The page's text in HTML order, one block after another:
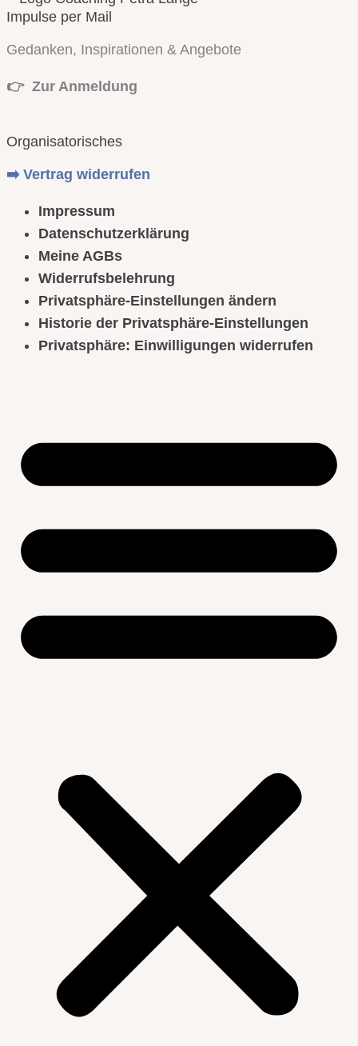
Impulse per Mail
Gedanken, Inspirationen & Angebote
👉 Zur Anmeldung
Organisatorisches
➡️ Vertrag widerrufen
Impressum
Datenschutzerklärung
Meine AGBs
Widerrufsbelehrung
Privatsphäre-Einstellungen ändern
Historie der Privatsphäre-Einstellungen
Privatsphäre: Einwilligungen widerrufen